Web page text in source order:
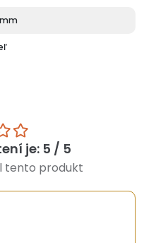
je: 5 / 5
tento produkt